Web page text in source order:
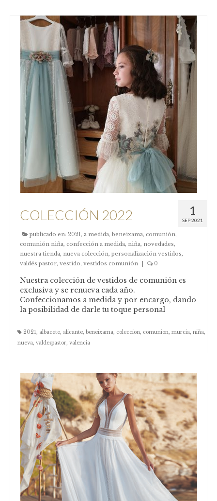
1
SEP 2021
COLECCIÓN 2022
publicado en: 2021, a medida, beneixama, comunión,
comunión niña, confección a medida, niña, novedades,
nuestra tienda, nueva colección, personalización vestidos,
valdés pastor, vestido, vestidos comunión 0
Nuestra colección de vestidos de comunión es
exclusiva y se renueva cada año.
Confeccionamos a medida y por encargo, dando
la posibilidad de darle tu toque personal
2021, albacete, alicante, beneixama, coleccion, comunion, murcia, niña,
nueva, valdespastor, valencia